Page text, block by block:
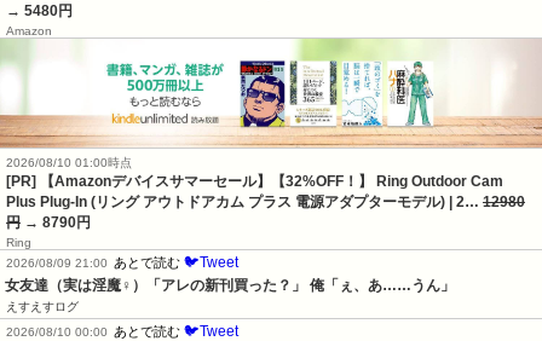
→ 5480円
Amazon
2026/08/10 01:00時点
[PR] 【Amazonデバイスサマーセール】【32%OFF！】 Ring Outdoor Cam
Plus Plug-In (リング アウトドアカム プラス 電源アダプターモデル) | 2… 12980
円 → 8790円
Ring
2026/08/09 21:00
あとで読む 🐦Tweet
女友達（実は淫魔♀）「アレの新刊買った？」 俺「ぇ、あ……うん」
えすえすログ
2026/08/10 00:00
あとで読む 🐦Tweet